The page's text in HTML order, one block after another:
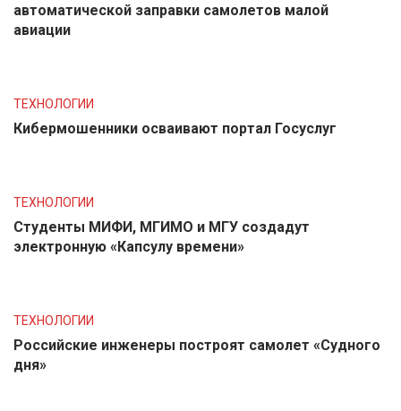
автоматической заправки самолетов малой
авиации
ТЕХНОЛОГИИ
Кибермошенники осваивают портал Госуслуг
ТЕХНОЛОГИИ
Студенты МИФИ, МГИМО и МГУ создадут
электронную «Капсулу времени»
ТЕХНОЛОГИИ
Российские инженеры построят самолет «Судного
дня»